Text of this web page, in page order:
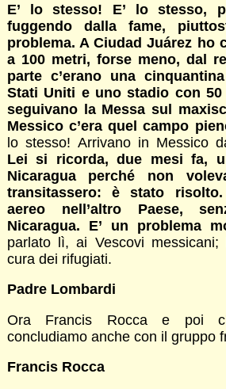
E’ lo stesso! E’ lo stesso,
fuggendo dalla fame,
problema. A Ciudad Juárez ho
a 100 metri, forse meno, dal
parte c’erano una
Stati Uniti e uno stadio con
seguivano la Messa sul
Messico c’era quel campo
lo stesso! Arrivano in Messico
Lei si ricorda, due mesi fa,
Nicaragua perché non
transitassero: è stato
aereo nell’altro Paese,
Nicaragua. E’ un problema
parlato lì, ai Vescovi
cura dei rifugiati.
Padre Lombardi
Ora Francis Rocca e poi
concludiamo anche con il gruppo
Francis Rocca